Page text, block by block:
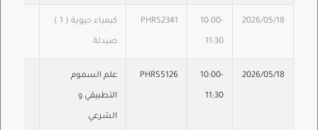
2026/05/18
10:00-
11:30
PHRS2341 كيمياء حيوية ( 1 )
صيدلة
2026/05/18
10:00-
11:30
PHRS5126 علم السموم
التطبيقي و
الشرعي